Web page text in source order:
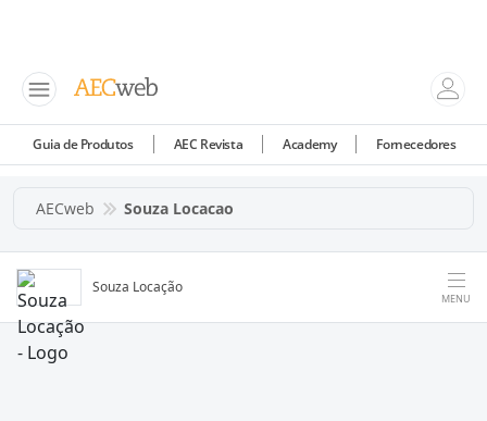
Guia de Produtos AEC Revista Academy Fornecedores
AECweb Souza Locacao
Souza Locação
MENU